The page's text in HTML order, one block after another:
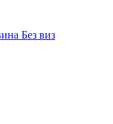
Без виз